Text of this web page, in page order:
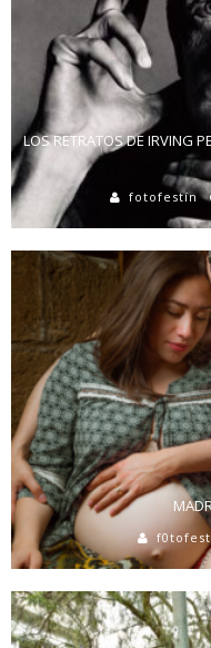
LOS RETRATOS DE IRVING
fotofestín